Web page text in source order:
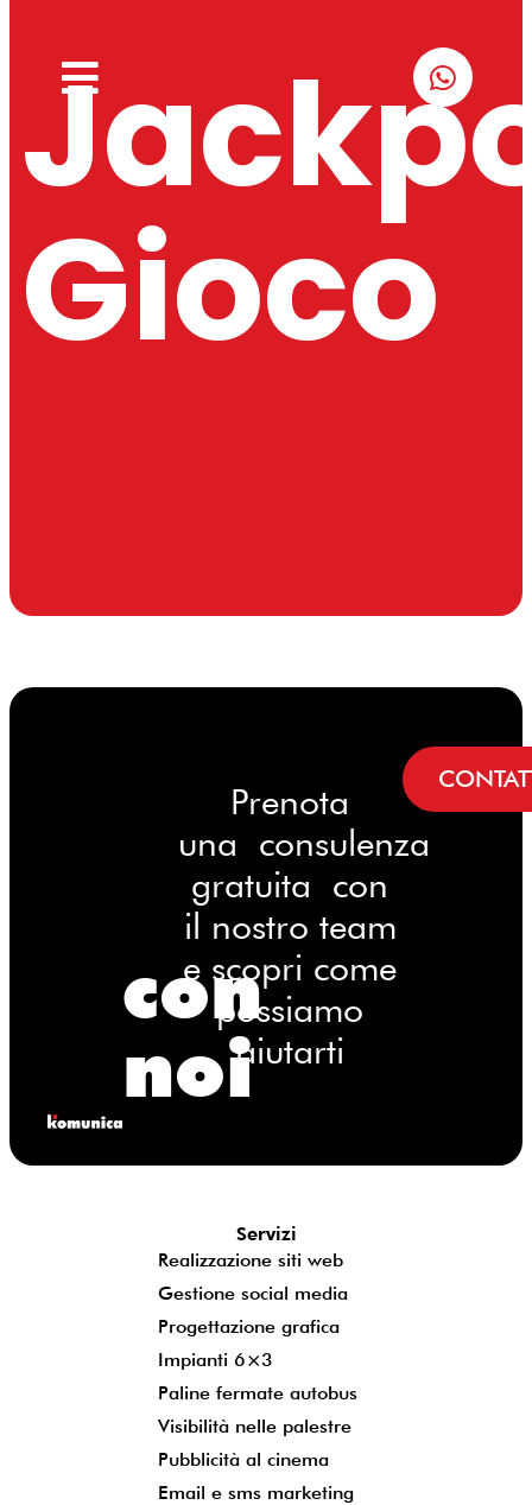
Gioco
con
noi
Prenota
una consulenza
gratuita con
il nostro team
e scopri come
possiamo
aiutarti
Servizi
Realizzazione siti web
Gestione social media
Progettazione grafica
Impianti 6×3
Paline fermate autobus
Visibilità nelle palestre
Pubblicità al cinema
Email e sms marketing